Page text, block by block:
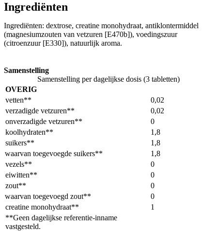
Ingrediënten
Ingrediënten: dextrose, creatine monohydraat, antiklontermiddel
(magnesiumzouten van vetzuren [E470b]), voedingszuur
(citroenzuur [E330]), natuurlijk aroma.
Samenstelling
Samenstelling per dagelijkse dosis (3 tabletten)
OVERIG
vetten**
0,02
verzadigde vetzuren**
0,02
onverzadigde vetzuren**
0
koolhydraten**
1,8
suikers**
1,8
waarvan toegevoegde suikers**
1,8
vezels**
0
eiwitten**
0
zout**
0
waarvan toegevoegd zout**
0
creatine monohydraat**
1
**Geen dagelijkse referentie-inname
vastgesteld.